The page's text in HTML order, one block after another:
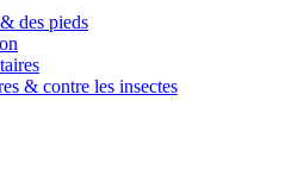
des pieds
& contre les insectes